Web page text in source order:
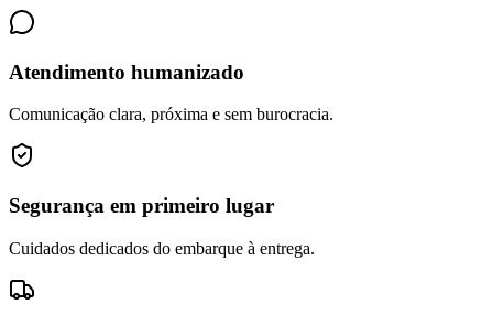
Atendimento humanizado
Comunicação clara, próxima e sem burocracia.
Segurança em primeiro lugar
Cuidados dedicados do embarque à entrega.